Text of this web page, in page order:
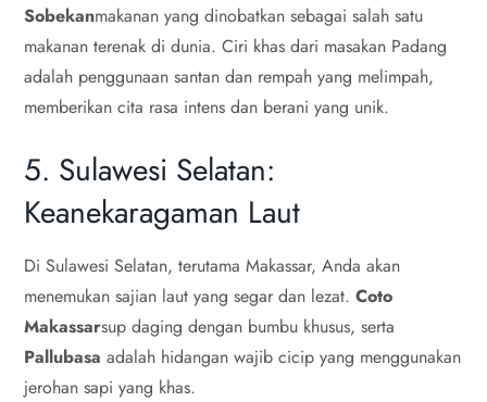
Sobekanmakanan yang dinobatkan sebagai salah satu
makanan terenak di dunia. Ciri khas dari masakan Padang
adalah penggunaan santan dan rempah yang melimpah,
memberikan cita rasa intens dan berani yang unik.
5. Sulawesi Selatan:
Keanekaragaman Laut
Di Sulawesi Selatan, terutama Makassar, Anda akan
menemukan sajian laut yang segar dan lezat.Coto
Makassarsup daging dengan bumbu khusus, serta
Pallubasa adalah hidangan wajib cicip yang menggunakan
jerohan sapi yang khas.